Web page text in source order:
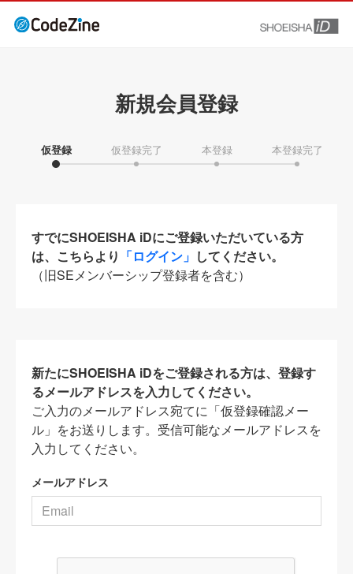
新規会員登録
仮登録 仮登録完了 本登録 本登録完了
すでにSHOEISHA iDにご登録いただいている方
は、こちらより 「ログイン」 してください。
（旧SEメンバーシップ登録者を含む）
新たにSHOEISHA iDをご登録される方は、登録す
るメールアドレスを入力してください。
ご入力のメールアドレス宛てに「仮登録確認メー
ル」をお送りします。受信可能なメールアドレスを
入力してください。
メールアドレス